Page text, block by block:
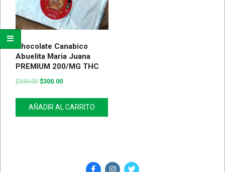
Chocolate Canabico
Abuelita Maria Juana
PREMIUM 200/MG THC
$350.00 $300.00
AÑADIR AL CARRITO